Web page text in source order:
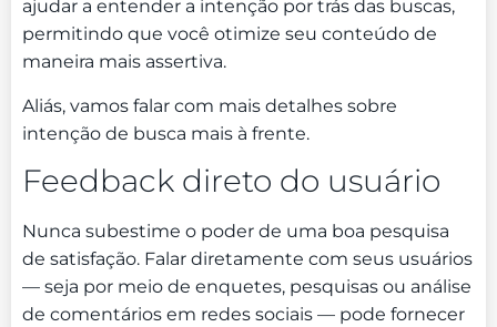
ajudar a entender a intenção por trás das buscas,
permitindo que você otimize seu conteúdo de
maneira mais assertiva.
Aliás, vamos falar com mais detalhes sobre
intenção de busca mais à frente.
Feedback direto do usuário
Nunca subestime o poder de uma boa pesquisa
de satisfação. Falar diretamente com seus usuários
— seja por meio de enquetes, pesquisas ou análise
de comentários em redes sociais — pode fornecer